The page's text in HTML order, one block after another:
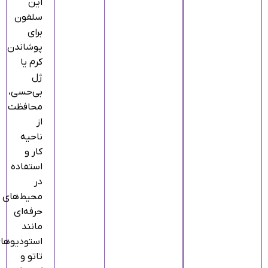
این
سلفون
برای
پوشاندن
کرم یا
ژل
بی‌حسی،
محافظت
از
ناحیه
کار و
استفاده
در
محیط‌های
حرفه‌ای
مانند
تاتو و